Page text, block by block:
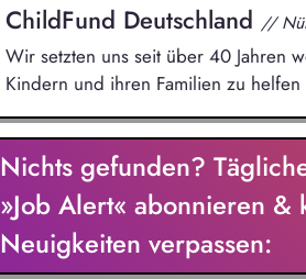
ChildFund Deutschland //
Wir setzten uns seit über 40 Jahren
Kindern und ihren Familien zu
Nichts gefunden?
»Job Alert« abonnieren &
Neuigkeiten verpassen: